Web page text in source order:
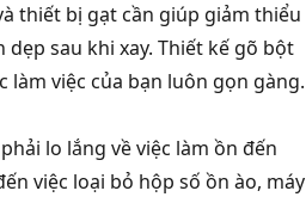
thiết bị gạt cần giúp giảm thiểu
sau khi xay. Thiết kế gõ bột
làm việc của bạn luôn gọn gàng.
lo lắng về việc làm ồn đến
việc loại bỏ hộp số ồn ào, máy